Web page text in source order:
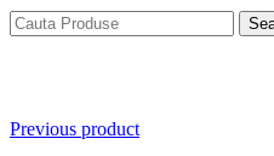
Previous product